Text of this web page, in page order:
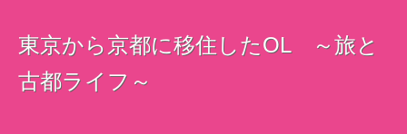
東京から京都に移住したOL ～旅と
古都ライフ～